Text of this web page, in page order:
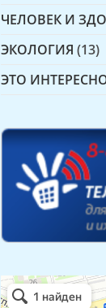
ЧЕЛОВЕК И
ЭКОЛОГИЯ (13)
ЭТО
Детская
Библиотека в